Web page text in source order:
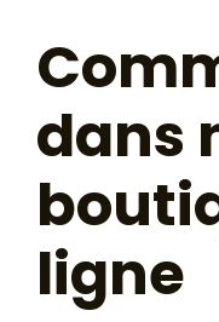
dans
ligne